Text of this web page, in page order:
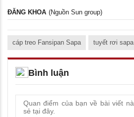
ĐĂNG KHOA (Nguồn Sun group)
cáp treo Fansipan Sapa tuyết rơi sapa
Bình luận